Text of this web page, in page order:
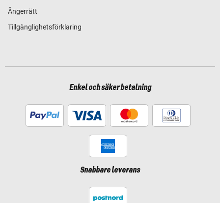
Ångerrätt
Tillgänglighetsförklaring
Enkel och säker betalning
Snabbare leverans